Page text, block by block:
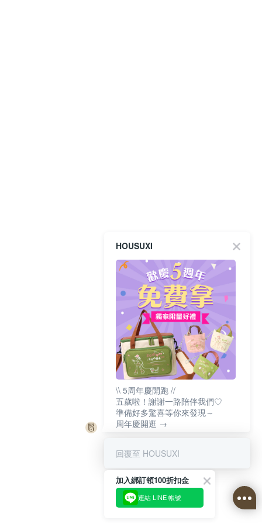
HOUSUXI
\\ 5周年慶開跑 //
五歲啦！謝謝一路陪伴我們♡
準備好多驚喜等你來發現～
周年慶開逛 →
回覆至 HOUSUXI
加入綁訂領100折扣金
連結 LINE 帳號